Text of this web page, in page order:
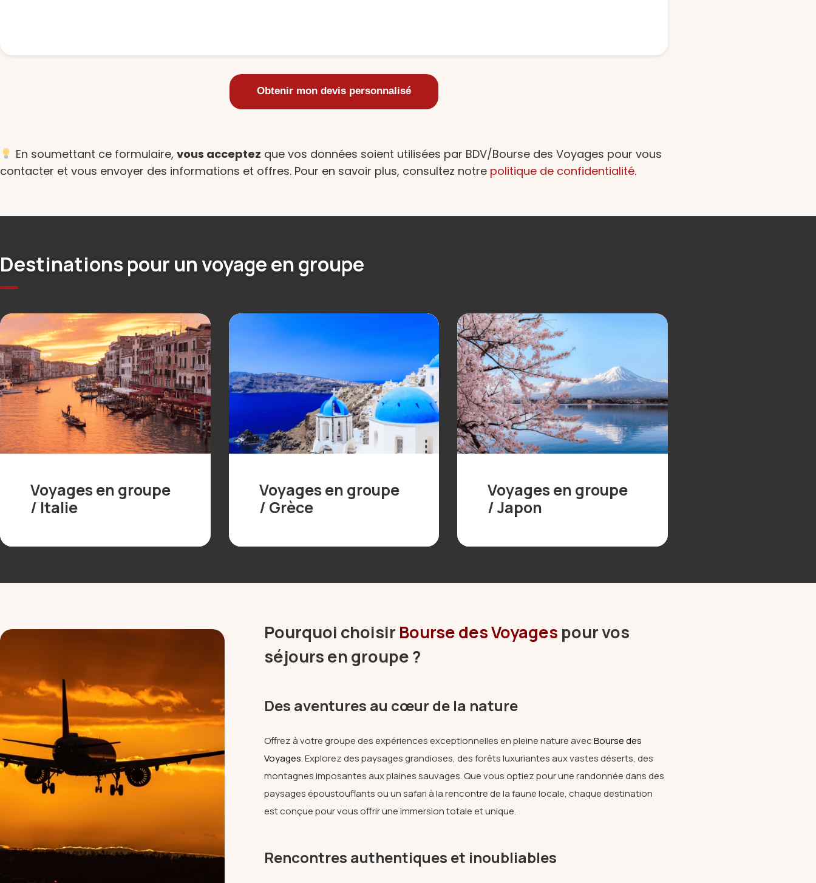
En soumettant ce formulaire, vous acceptez que vos données soient utilisées par BDV/Bourse des Voyages pour vous
contacter et vous envoyer des informations et offres. Pour en savoir plus, consultez notre politique de confidentialité.
Destinations pour un voyage en groupe
Voyages en groupe
/ Italie
Voyages en groupe
/ Grèce
Voyages en groupe
/ Japon
Pourquoi choisir Bourse des Voyages pour vos
séjours en groupe ?
Des aventures au cœur de la nature
Offrez à votre groupe des expériences exceptionnelles en pleine nature avecBourse des
Voyages. Explorez des paysages grandioses, des forêts luxuriantes aux vastes déserts, des
montagnes imposantes aux plaines sauvages. Que vous optiez pour une randonnée dans des
paysages époustouflants ou un safari à la rencontre de la faune locale, chaque destination
est conçue pour vous offrir une immersion totale et unique.
Rencontres authentiques et inoubliables